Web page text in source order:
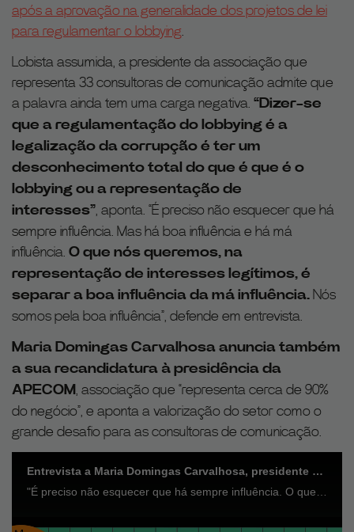
após a aprovação na generalidade dos projetos de lei
para regulamentar o lobbying.
Lobista assumida, a presidente da associação que
representa 33 consultoras de comunicação admite que
a palavra ainda tem uma carga negativa. “Dizer-se
que a regulamentação do lobbying é a
legalização da corrupção é ter um
desconhecimento total do que é que é o
lobbying ou a representação de
interesses”, aponta. “É preciso não esquecer que há
sempre influência. Mas há boa influência e há má
influência. O que nós queremos, na
representação de interesses legítimos, é
separar a boa influência da má influência.Nós
somos pela boa influência”, defende em entrevista.
Maria Domingas Carvalhosa anuncia também
a sua recandidatura à presidência da
APECOM, associação que “representa cerca de 90%
do negócio”, e aponta a valorização do setor como o
grande desafio para as consultoras de comunicação.